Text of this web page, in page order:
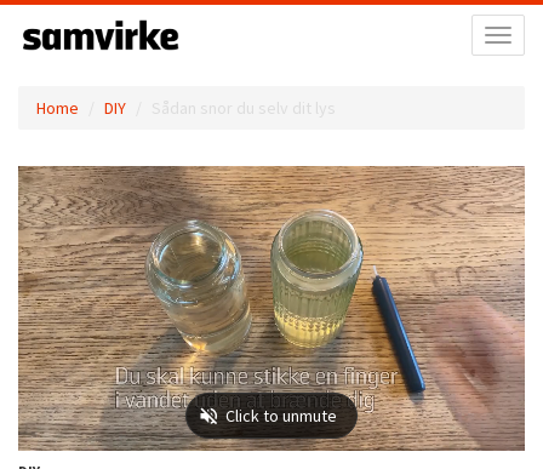
Home DIY Sådan snor du selv dit lys